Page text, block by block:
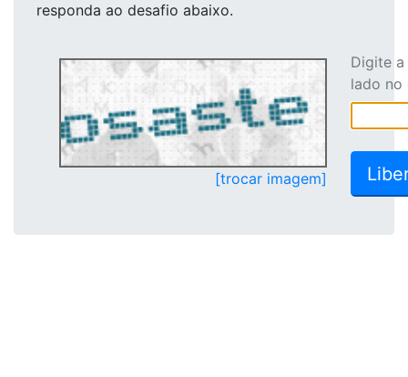
responda ao desafio abaixo.
[trocar imagem]
Digite
lado no